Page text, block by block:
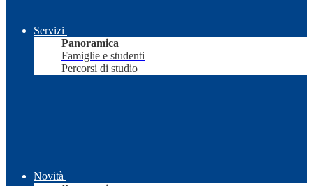
Servizi
Panoramica
Famiglie e studenti
Percorsi di studio
Novità